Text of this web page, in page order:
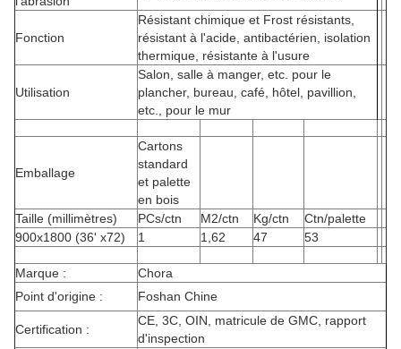
Fonction
Résistant chimique et Frost résistants,
résistant à l'acide, antibactérien, isolation
thermique, résistante à l'usure
Utilisation
Salon, salle à manger, etc. pour le
plancher, bureau, café, hôtel, pavillion,
etc., pour le mur
Emballage
Cartons
standard
et palette
en bois
Taille (millimètres)
PCs/ctn M2/ctn Kg/ctn
Ctn/palette
900x1800 (36' x72)
1 1,62 47 53
Marque :
Chora
Point d'origine :
Foshan Chine
Certification :
CE, 3C, OIN, matricule de GMC, rapport
d'inspection